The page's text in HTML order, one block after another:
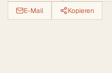
E-Mail Kopieren